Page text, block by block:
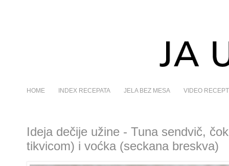
HOME INDEX RECEPATA JELA BEZ MESA VIDEO
Ideja dečije užine - Tuna sendvič,
tikvicom) i voćka (seckana breskva)